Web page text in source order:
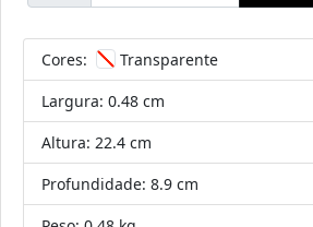
Cores:
Transparente
Largura: 0.48 cm
Altura: 22.4 cm
Profundidade: 8.9 cm